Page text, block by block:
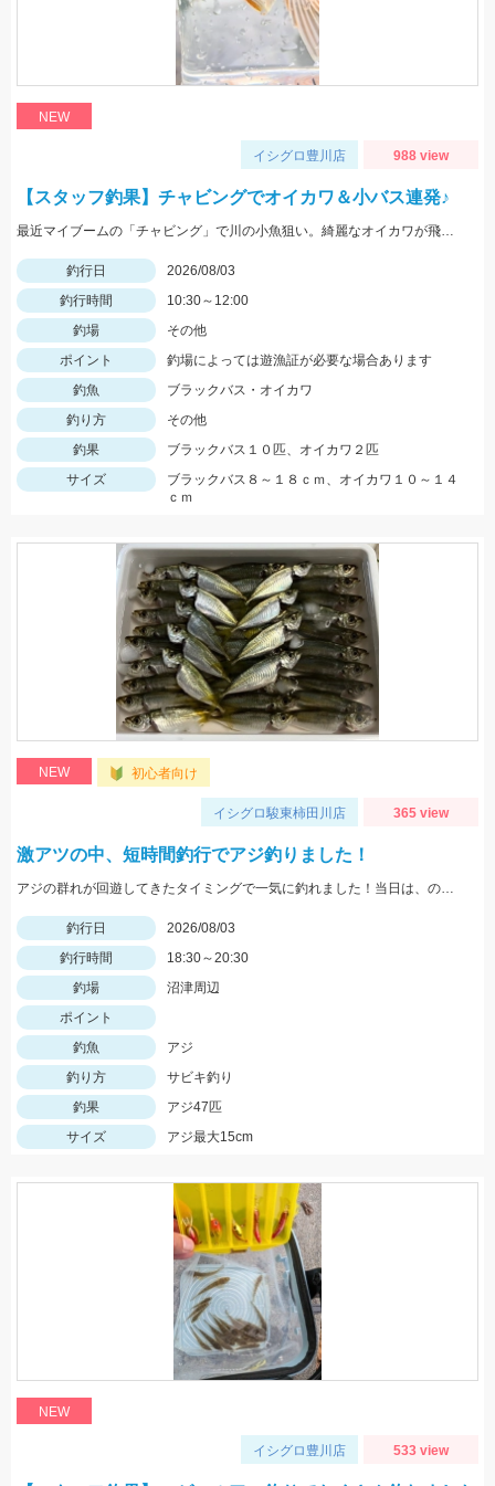
NEW
イシグロ豊川店 988 view
【スタッフ釣果】チャビングでオイカワ＆小バス連発♪
最近マイブームの「チャビング」で川の小魚狙い。綺麗なオイカワが飛び出しました♪途中からはブラックバスの子供がスプーンやスピナーに連続ヒットしてきました。
釣行日
2026/08/03
釣行時間
10:30～12:00
釣場
その他
ポイント
釣場によっては遊漁証が必要な場合あります
釣魚
ブラックバス・オイカワ
釣り方
その他
釣果
ブラックバス１０匹、オイカワ２匹
サイズ
ブラックバス８～１８ｃｍ、オイカワ１０～１４
ｃｍ
NEW 初心者向け
イシグロ駿東柿田川店 365 view
激アツの中、短時間釣行でアジ釣りました！
アジの群れが回遊してきたタイミングで一気に釣れました！当日は、のべ竿と豆アジマッチ・スピード餌つけ器仕掛・生アミエビなどを使用しました。
釣行日
2026/08/03
釣行時間
18:30～20:30
釣場
沼津周辺
ポイント
釣魚
アジ
釣り方
サビキ釣り
釣果
アジ47匹
サイズ
アジ最大15cm
NEW
イシグロ豊川店 533 view